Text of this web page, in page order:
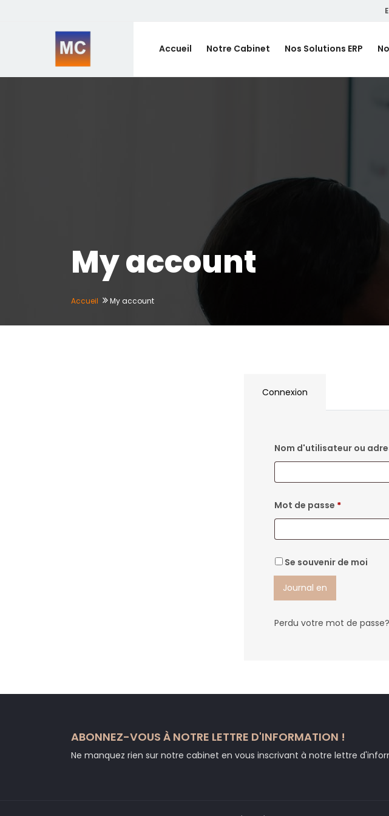
Accueil Notre Cabinet Nos Solutions ERP
My account
Accueil My account
Connexion
Nom d'utilisateur ou
Mot de passe *
Se souvenir de moi
Journal en
Perdu votre mot de passe?
ABONNEZ-VOUS À NOTRE LETTRE D'INFORMATION !
Ne manquez rien sur notre cabinet en vous inscrivant à notre lettre